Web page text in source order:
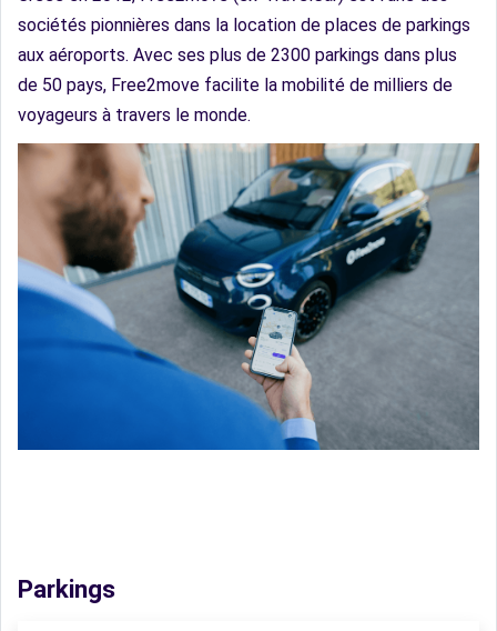
sociétés pionnières dans la location de places de parkings
aux aéroports. Avec ses plus de 2300 parkings dans plus
de 50 pays, Free2move facilite la mobilité de milliers de
voyageurs à travers le monde.
Parkings